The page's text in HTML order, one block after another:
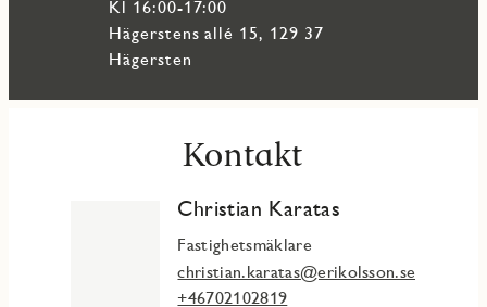
Kl 16:00-17:00
Hägerstens allé 15, 129 37
Hägersten
Kontakt
Christian Karatas
Fastighetsmäklare
christian.karatas@erikolsson.se
+46702102819